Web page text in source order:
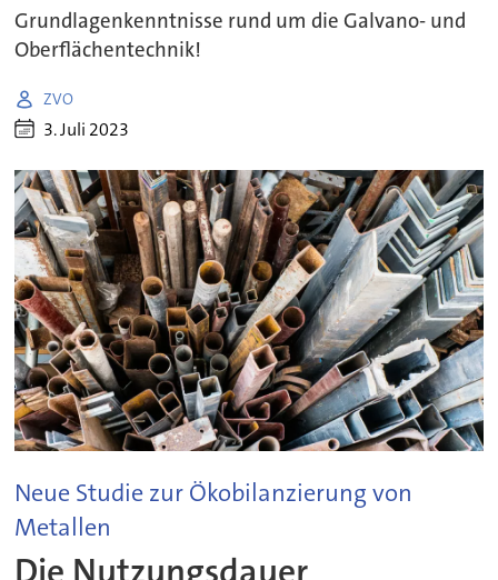
Grundlagenkenntnisse rund um die Galvano- und
Oberflächentechnik!
ZVO
3. Juli 2023
Neue Studie zur Ökobilanzierung von
Metallen